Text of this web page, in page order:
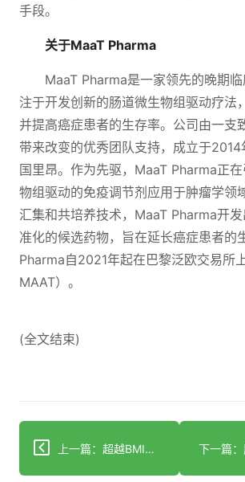
手段。
关于MaaT Pharma
MaaT Pharma是一家领先的晚期
注于开发创新的肠道微生物组驱动疗法
并提高癌症患者的生存率。公司由一支
带来改变的优秀团队支持，成立于2014
国里昂。作为先驱，MaaT Pharma正
物组驱动的免疫调节剂应用于肿瘤学领
汇集和共培养技术，MaaT Pharma开
准化的候选药物，旨在延长癌症患者的
Pharma自2021年起在巴黎泛欧交易所
MAAT）。
(全文结束)
上一篇：超越BMI：研究发现具有不同GLP-1反应的肥胖亚型